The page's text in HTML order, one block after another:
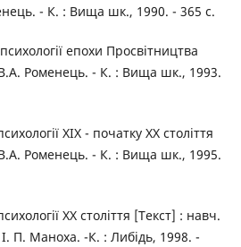
- К. : Вища шк., 1990. - 365 с.
епохи Просвітництва
Роменець. - К. : Вища шк., 1993.
XIX - початку XX століття
Роменець. - К. : Вища шк., 1995.
XX століття [Текст] : навч.
П. Маноха. -К. : Либідь, 1998. -